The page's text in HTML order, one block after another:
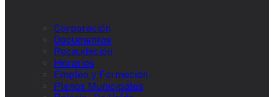
Corporación
Documentos
Recaudación
Horarios
Empleo y Formación
Plenos Municipales